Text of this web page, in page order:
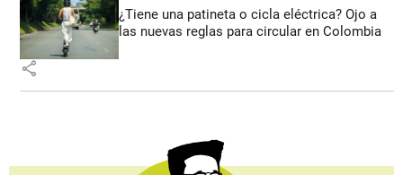
¿Tiene una patineta o cicla eléctrica? Ojo a
las nuevas reglas para circular en Colombia
share